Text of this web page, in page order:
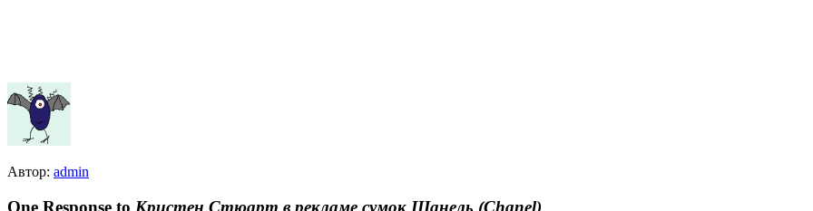
Автор: admin
One Response to Кристен Стюарт в рекламе сумок Шанель (Chanel)